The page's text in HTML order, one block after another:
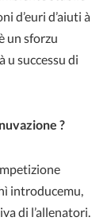
d’euri d’aiuti à
un sforzu
u successu di
?
introducemu,
di l’allenatori.